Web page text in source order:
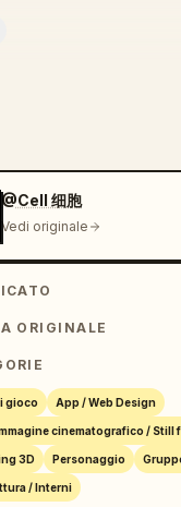
@Cell 细胞
Vedi originale
ORIGINALE
gioco App / Web Design
cinematografico / Still
3D Personaggio
/ Interni